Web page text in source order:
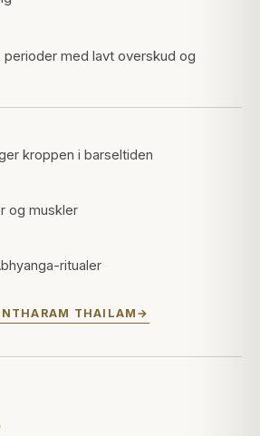
perioder med lavt overskud og
kroppen i barseltiden
og muskler
ritualer
THAILAM